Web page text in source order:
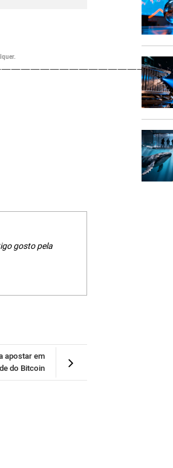
gosto pela
apostar em
do Bitcoin